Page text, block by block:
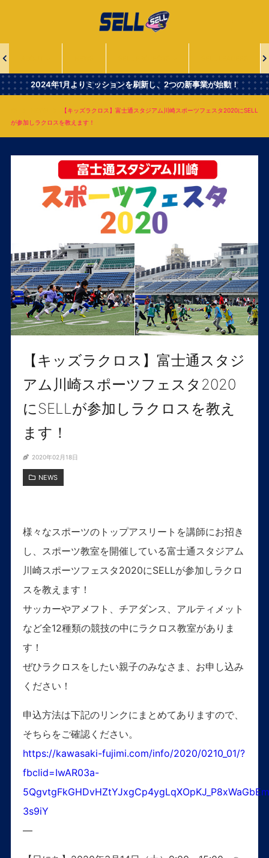
団
法
Second
Era
2024年1月よりミッションを刷新し、2つの新事業が始動！
【キッズラクロス】富士通スタジアム川崎スポーツフェスタ2020にSELL
が参加しラクロスを教えます！
【キッズラクロス】富士通スタジ
アム川崎スポーツフェスタ2020
にSELLが参加しラクロスを教え
ます！
2020年02月18日
NEWS
様々なスポーツのトップアスリートを講師にお招き
し、スポーツ教室を開催している富士通スタジアム
川崎スポーツフェスタ2020にSELLが参加しラクロ
スを教えます！
サッカーやアメフト、チアダンス、アルティメット
など全12種類の競技の中にラクロス教室がありま
す！
ぜひラクロスをしたい親子のみなさま、お申し込み
ください！
申込方法は下記のリンクにまとめてありますので、
そちらをご確認ください。
https://kawasaki-fujimi.com/info/2020/0210_01/?
fbclid=IwAR03a-
3s9iY
—